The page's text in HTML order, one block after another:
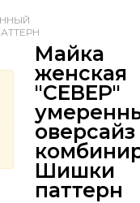
Майка
женская
"СЕВЕР"
оверсайз
Шишки
паттерн